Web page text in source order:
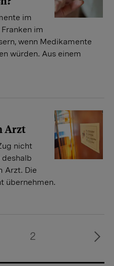
im
im
wenn Medikamente
würden. Aus einem
Arzt
nicht
Arzt. Die
übernehmen.
2